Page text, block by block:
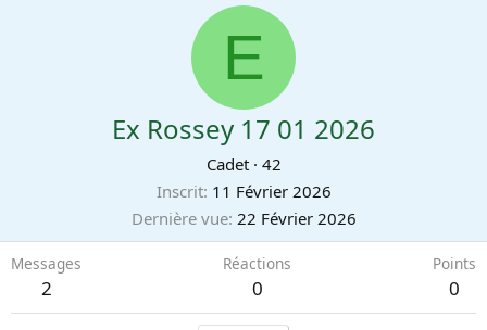
E
Ex Rossey 17 01 2026
Cadet · 42
Inscrit 11 Février 2026
Dernière vue 22 Février 2026
Messages
2
Réactions
0
Points
0